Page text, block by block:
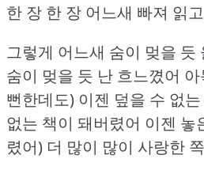
한 장 한 장 어느새 빠져 읽
그렇게 어느새 숨이 멎을 듯
숨이 멎을 듯 난 흐느꼈어
뻔한데도) 이젠 덮을 수 없
없는 책이 돼버렸어 이젠 놓
렸어) 더 많이 많이 사랑한